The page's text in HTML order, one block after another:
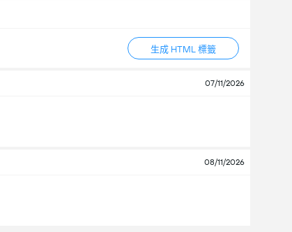
生成 HTML 標籤
07/11/2026
08/11/2026